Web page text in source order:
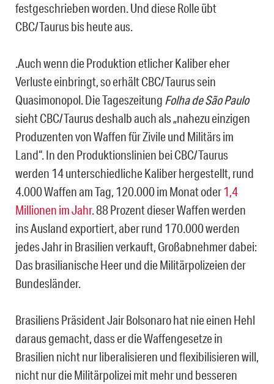
festgeschrieben worden. Und diese Rolle übt
CBC/Taurus bis heute aus.
.Auch wenn die Produktion etlicher Kaliber eher
Verluste einbringt, so erhält CBC/Taurus sein
Quasimonopol. Die Tageszeitung Folha de São Paulo
sieht CBC/Taurus deshalb auch als „nahezu einzigen
Produzenten von Waffen für Zivile und Militärs im
Land“. In den Produktionslinien bei CBC/Taurus
werden 14 unterschiedliche Kaliber hergestellt, rund
4.000 Waffen am Tag, 120.000 im Monat oder1,4
Millionen im Jahr. 88 Prozent dieser Waffen werden
ins Ausland exportiert, aber rund 170.000 werden
jedes Jahr in Brasilien verkauft, Großabnehmer dabei:
Das brasilianische Heer und die Militärpolizeien der
Bundesländer.
Brasiliens Präsident Jair Bolsonaro hat nie einen Hehl
daraus gemacht, dass er die Waffengesetze in
Brasilien nicht nur liberalisieren und flexibilisieren will,
nicht nur die Militärpolizei mit mehr und besseren